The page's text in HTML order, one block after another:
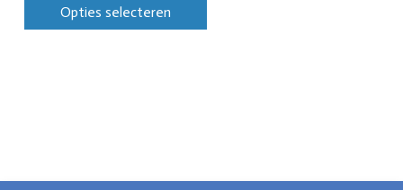
Opties selecteren